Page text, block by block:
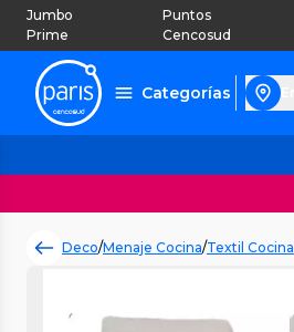
Jumbo
Prime
Puntos
Cencosud
Categorías
Deco/Menaje Cocina/Textil Cocina